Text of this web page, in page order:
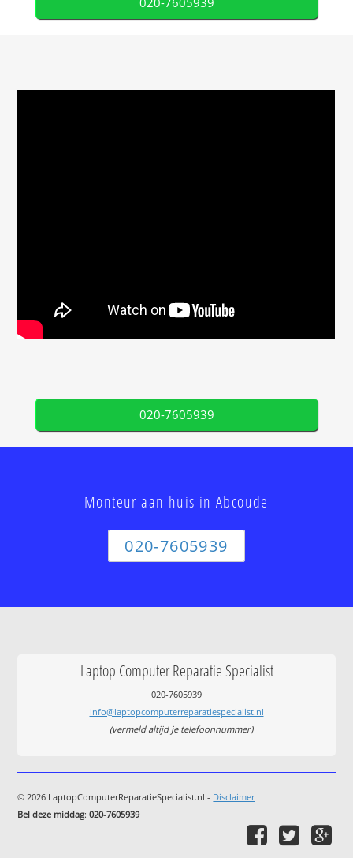
020-7605939
Monteur aan huis in Abcoude
020-7605939
Laptop Computer Reparatie Specialist
020-7605939
info@laptopcomputerreparatiespecialist.nl
(vermeld altijd je telefoonnummer)
© 2026 LaptopComputerReparatieSpecialist.nl - Disclaimer
Bel deze middag:020-7605939